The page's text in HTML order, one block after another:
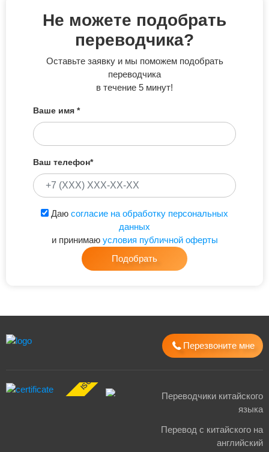
Не можете подобрать
переводчика?
Оставьте заявку и мы поможем подобрать
переводчика
в течение 5 минут!
Ваше имя *
Ваш телефон*
Даю согласие на обработку персональных
данных
и принимаю условия публичной оферты
Подобрать
Перезвоните мне
Переводчики китайского
языка
Перевод с китайского на
английский